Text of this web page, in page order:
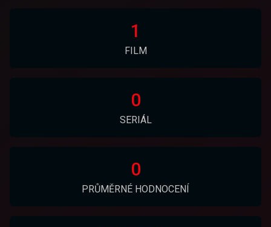
1
FILM
0
SERIÁL
0
PRŮMĚRNÉ HODNOCENÍ